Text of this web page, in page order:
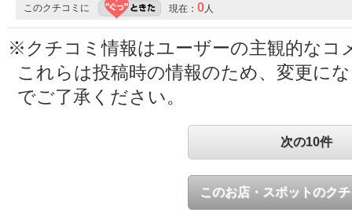
このクチコミに 現在： 0人
※クチコミ情報はユーザーの主観的なコ
これらは投稿時の情報のため、変更に
でご了承ください。
次の10件
このお店・スポットのク